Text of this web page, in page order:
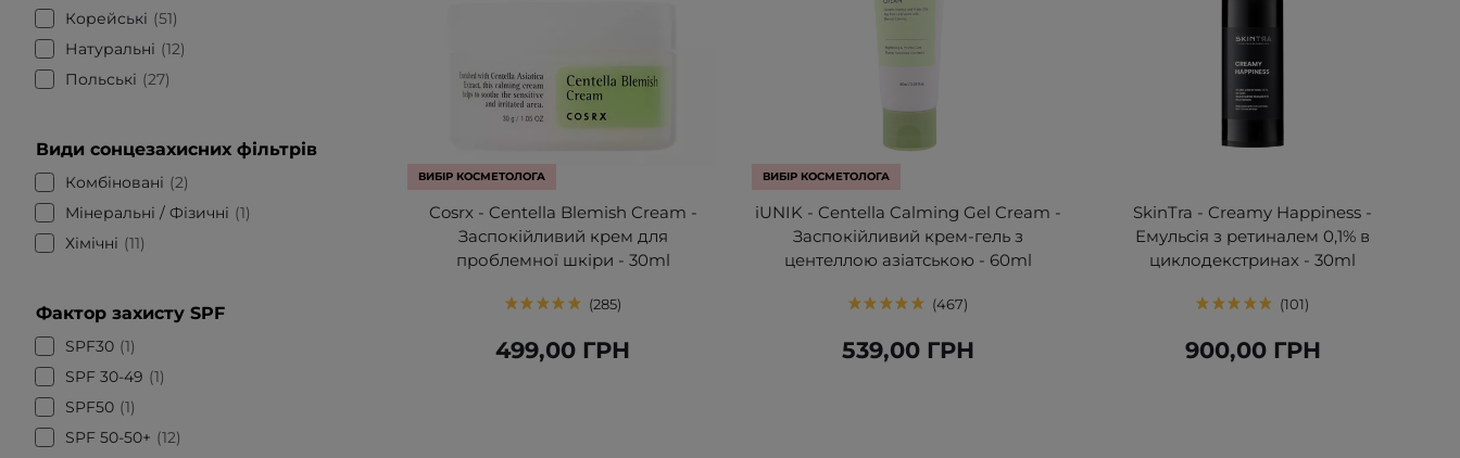
Корейські
51
Натуральні
12
Польські
27
Види сонцезахисних фільтрів
Комбіновані
2
Мінеральні / Фізичні
1
Хімічні
11
Фактор захисту SPF
SPF30 1
SPF 30-49
1
SPF50 1
SPF 50-50+
12
ВИБІР КОСМЕТОЛОГА
Cosrx - Centella Blemish Cream -
Заспокійливий крем для
проблемної шкіри - 30ml
285
499,00 ГРН
ВИБІР КОСМЕТОЛОГА
iUNIK - Centella Calming Gel Cream -
Заспокійливий крем-гель з
центеллою азіатською - 60ml
467
539,00 ГРН
SkinTra - Creamy Happiness -
Емульсія з ретиналем 0,1% в
циклодекстринах - 30ml
101
900,00 ГРН